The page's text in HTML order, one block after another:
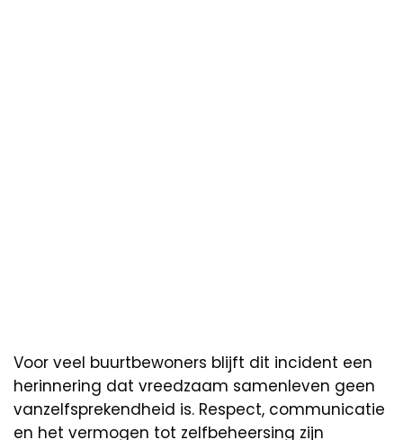
Voor veel buurtbewoners blijft dit incident een
herinnering dat vreedzaam samenleven geen
vanzelfsprekendheid is. Respect, communicatie
en het vermogen tot zelfbeheersing zijn